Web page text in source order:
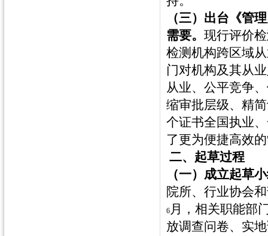
（三）出台《管
需要。 现行评价
检测机构跨区域
门对机构及其从
从业、公平竞争
缩审批层级、精
个证书全国执业
了更为便捷高效
二、起草过程
（一）成立起草
院所、行业协会
6 月，相关职能部
放调查问卷、实